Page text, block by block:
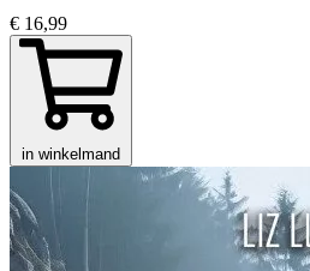
€ 16,99
in winkelmand